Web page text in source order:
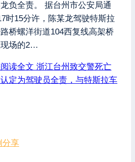
负全责。 据台州市公安局通
时15分许，陈某龙驾驶特斯拉
桥螺洋街道104西复线高架桥
场的2…
读全文 浙江台州致交警死亡
定为驾驶员全责，与特斯拉车
分享